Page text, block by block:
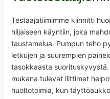
Testaajatiimimme kiinnitti
hiljaiseen käyntiin, joka
taustamelua. Pumpun teho
letkujen ja suurempien
tasokkaasta
mukana tulevat liittimet
huoltotoimia, kun